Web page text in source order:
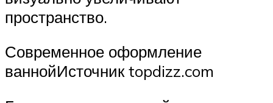
пространство.
Современное оформление
ваннойИсточник topdizz.com